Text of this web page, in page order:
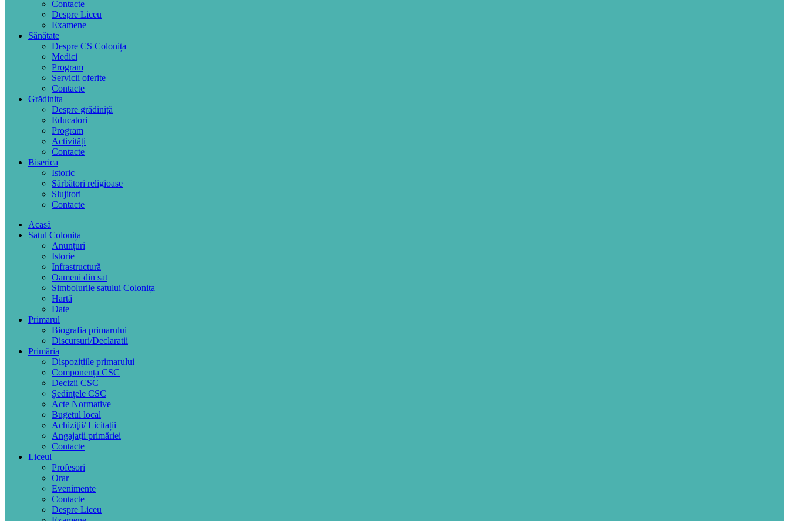
Contacte
Despre Liceu
Examene
Sănătate
Despre CS Colonița
Medici
Program
Servicii oferite
Contacte
Grădinița
Despre grădiniță
Educatori
Program
Activități
Contacte
Biserica
Istoric
Sărbători religioase
Slujitori
Contacte
Acasă
Satul Colonița
Anunțuri
Istorie
Infrastructură
Oameni din sat
Simbolurile satului Colonița
Hartă
Date
Primarul
Biografia primarului
Discursuri/Declaratii
Primăria
Dispozițiile primarului
Componența CSC
Decizii CSC
Ședințele CSC
Acte Normative
Bugetul local
Achiziţii/ Licitații
Angajații primăriei
Contacte
Liceul
Profesori
Orar
Evenimente
Contacte
Despre Liceu